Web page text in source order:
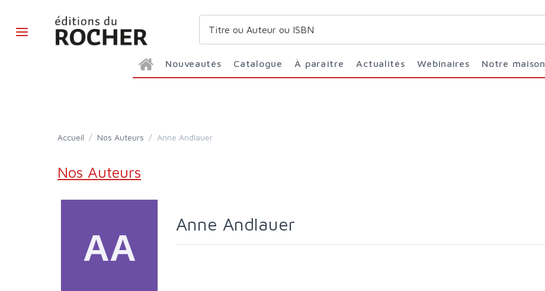
Nouveautés Catalogue À paraître Actualités Webinaires Notre maison
Accueil / Nos Auteurs / Anne Andlauer
Nos Auteurs
Anne Andlauer